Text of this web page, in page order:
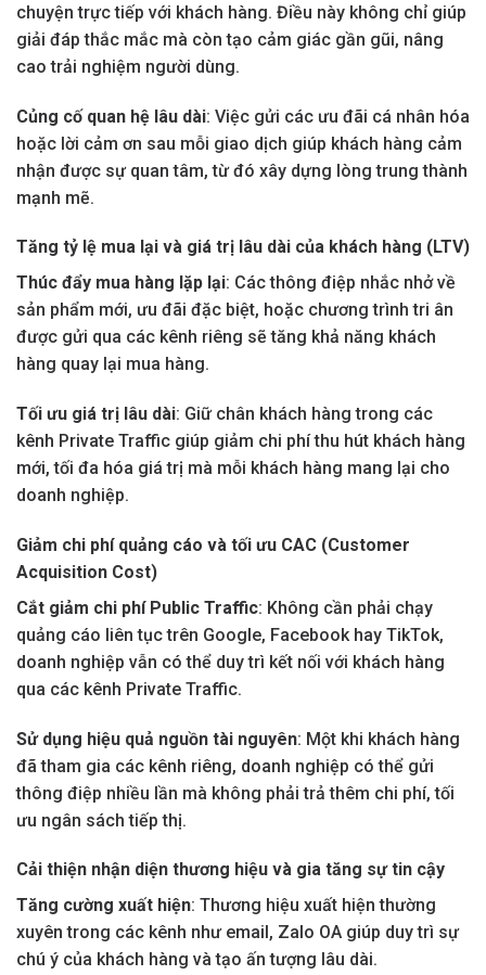
chuyện trực tiếp với khách hàng. Điều này không chỉ giúp
giải đáp thắc mắc mà còn tạo cảm giác gần gũi, nâng
cao trải nghiệm người dùng.
Củng cố quan hệ lâu dài: Việc gửi các ưu đãi cá nhân hóa
hoặc lời cảm ơn sau mỗi giao dịch giúp khách hàng cảm
nhận được sự quan tâm, từ đó xây dựng lòng trung thành
mạnh mẽ.
Tăng tỷ lệ mua lại và giá trị lâu dài của khách hàng (LTV)
Thúc đẩy mua hàng lặp lại: Các thông điệp nhắc nhở về
sản phẩm mới, ưu đãi đặc biệt, hoặc chương trình tri ân
được gửi qua các kênh riêng sẽ tăng khả năng khách
hàng quay lại mua hàng.
Tối ưu giá trị lâu dài: Giữ chân khách hàng trong các
kênh Private Traffic giúp giảm chi phí thu hút khách hàng
mới, tối đa hóa giá trị mà mỗi khách hàng mang lại cho
doanh nghiệp.
Giảm chi phí quảng cáo và tối ưu CAC (Customer
Acquisition Cost)
Cắt giảm chi phí Public Traffic: Không cần phải chạy
quảng cáo liên tục trên Google, Facebook hay TikTok,
doanh nghiệp vẫn có thể duy trì kết nối với khách hàng
qua các kênh Private Traffic.
Sử dụng hiệu quả nguồn tài nguyên: Một khi khách hàng
đã tham gia các kênh riêng, doanh nghiệp có thể gửi
thông điệp nhiều lần mà không phải trả thêm chi phí, tối
ưu ngân sách tiếp thị.
Cải thiện nhận diện thương hiệu và gia tăng sự tin cậy
Tăng cường xuất hiện: Thương hiệu xuất hiện thường
xuyên trong các kênh như email, Zalo OA giúp duy trì sự
chú ý của khách hàng và tạo ấn tượng lâu dài.